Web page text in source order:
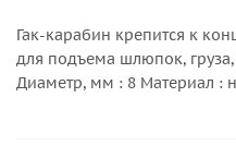
Гак-карабин крепится к
для подъема шлюпок,
Диаметр, мм : 8 Материал :